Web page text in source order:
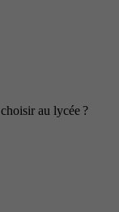
au lycée ?